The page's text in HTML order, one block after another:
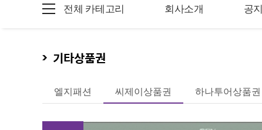
전체 카테고리 회사소개 공
기타상품권
엘지패션 씨제이상품권 하나투어상품권